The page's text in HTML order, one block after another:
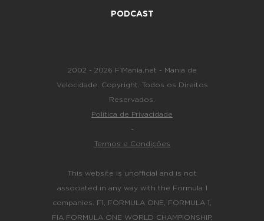
PODCAST
2002 - 2026 F1Mania.net - Mania de
Velocidade. Copyright. Todos os Direitos
Reservados.
Política de Privacidade
-
Termos e Condições
This website is unofficial and is not
associated in any way with the Formula 1
companies. F1, FORMULA ONE, FORMULA 1,
FIA FORMULA ONE WORLD CHAMPIONSHIP,